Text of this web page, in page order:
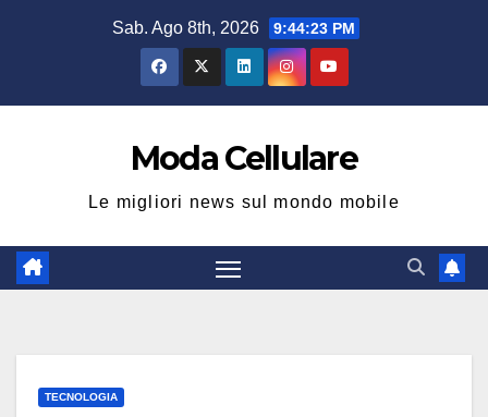
Sab. Ago 8th, 2026 9:44:24 PM
Moda Cellulare
Le migliori news sul mondo mobile
TECNOLOGIA